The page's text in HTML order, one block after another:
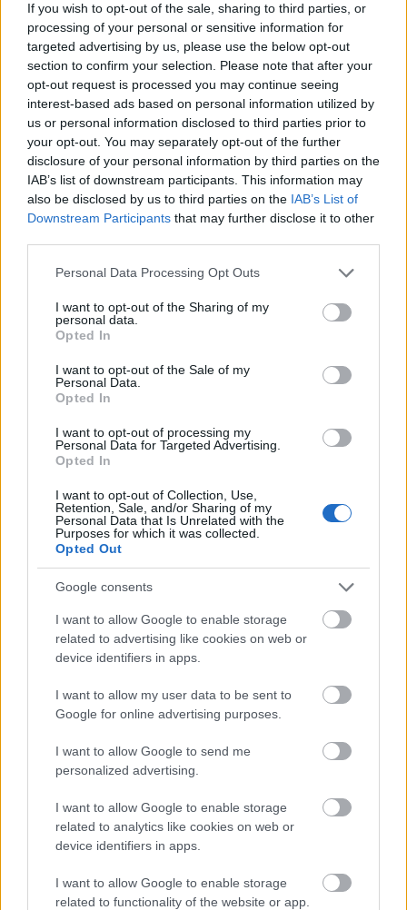
If you wish to opt-out of the sale, sharing to third parties, or
processing of your personal or sensitive information for
targeted advertising by us, please use the below opt-out
section to confirm your selection. Please note that after your
opt-out request is processed you may continue seeing
interest-based ads based on personal information utilized by
us or personal information disclosed to third parties prior to
your opt-out. You may separately opt-out of the further
disclosure of your personal information by third parties on the
IAB’s list of downstream participants. This information may
also be disclosed by us to third parties on the IAB’s List of
Downstream Participants that may further disclose it to other
Please note that this website/app uses one or more Google
not limited to your visit or usage behaviour. You may click to
grant or deny consent to Google and its third-party tags to
use your data for below specified purposes in below Google
consent section.
Personal Data Processing Opt Outs
I want to opt-out of the Sharing of my
personal data.
Opted In
I want to opt-out of the Sale of my
Personal Data.
Opted In
I want to opt-out of processing my
Personal Data for Targeted Advertising.
Opted In
I want to opt-out of Collection, Use,
Retention, Sale, and/or Sharing of my
Personal Data that Is Unrelated with the
Purposes for which it was collected.
Opted Out
Google consents
I want to allow Google to enable storage
related to advertising like cookies on web or
device identifiers in apps.
I want to allow my user data to be sent to
Google for online advertising purposes.
I want to allow Google to send me
personalized advertising.
I want to allow Google to enable storage
related to analytics like cookies on web or
device identifiers in apps.
I want to allow Google to enable storage
related to functionality of the website or app.
Milli kalandjai során sok mindenre rávilágít a szerző.
Láthatjuk egy kiskutya szemszögéből az élet
árnyoldalait (a felelőtlen gazdákat, akik nem
gondolnak bele, mivel is jár az állattartás, és a
megunt kedvenceket menhelyre adják, amik ennek
következtében zsúfoltak, vagy egy nagyon szeretett
házi kedvenc halálát), amiket legalább ugyanannyi
pozitív példával ellensúlyoz (a menhelyek
támogatása, humorral közeledés a kölyökkutyák
neveléséhez, állatok ideiglenes befogadása). Teszi
ezt úgy, hogy közben nem szájbarágósan vagy
és játszva tanít. Stílusa gördülékeny és olvasmányos,
és ami a legfontosabb, hogy igazodik a mai
gyerekek nyelvhasználatához. Ennek ugyan
evidensnek kellene lennie, de sok meseíró elfelejti
azt, hogy a mostani fiatal nemzedéket kellene
megszólítaniuk. Szerencsére vannak pozitív példák
erre, és ez a mese is egy azok közül.
Erre építve Swift arra is figyelt, hogy mind a
kislányokat, mind a kisfiúkat elérje a meséjével,
átérezhető és beleélhető mesét alkosson a gyerekek
számára. A szereplői ezt segítik elő, Finn, a
kamaszodó nagyfiú, Anna, a tíz év körüli kislány és
Ruby, a totyogó pici lány. Rajtuk keresztül ki-ki a
maga korosztálya szerint élheti át Milli kalandjait, és
élheti bele magát a helyzetükbe. Így a mese még
izgalmasabbá, élővé válik, amire a gyerekek mellett
a háttérben felbukkanó szülőpáros is ráerősít.
Szerencsére az apuka és anyuka nem csak
vannak, és támogatják a gyerekeket, ezáltal a
felnőttek sem fognak unatkozni vagy éppen
sóhajtozni az elnagyolt szülőábrázolás miatt, mert
számukra is van, ami átélhetővé teheti a történetet.
A mese átélését a szöveg mellett a rajzok is erősítik.
Ahogy a bevezetőben említettem, az illusztrációk
fekete-fehérek, amik nagyon aranyosak, de emellett
kifejezőek is, amit alátámaszt a gazdag
vonalvezetés. Emellett az is tetszett bennük, hogy az
egyes hangulatokat (örömöt, bánatot,